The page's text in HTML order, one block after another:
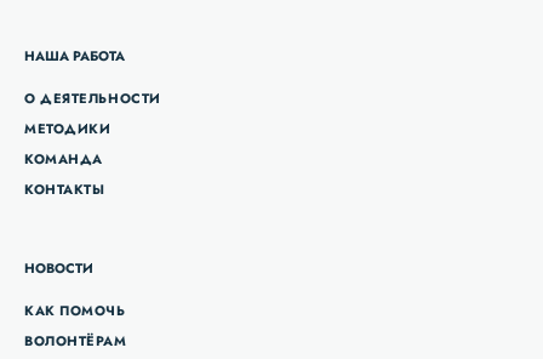
НАША РАБОТА
О ДЕЯТЕЛЬНОСТИ
МЕТОДИКИ
КОМАНДА
КОНТАКТЫ
НОВОСТИ
КАК ПОМОЧЬ
ВОЛОНТЁРАМ